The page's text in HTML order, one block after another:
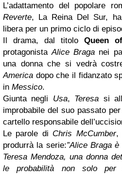
L’adattamento del popolare
Reverte, La Reina Del Sur,
libera per un primo ciclo di
Il drama, dal titolo Queen
protagonistaAlice Braga nei
una donna che si vedrà
America dopo che il fidanzato
in Messico.
Giunta negli Usa, Teresa si
improbabile del suo passato
cartello responsabile
Le parole di Chris McCumber,
produrrà la serie:”Alice Braga
Teresa Mendoza, una donna
le probabilità non solo per